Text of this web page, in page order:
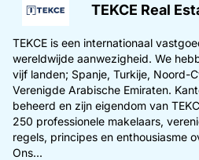
TEKCE Real
TEKCE is een internationaal
wereldwijde aanwezigheid. We
vijf landen; Spanje, Turkije, Noord-
Verenigde Arabische Emiraten.
beheerd en zijn eigendom van
250 professionele makelaars,
regels, principes en enthousiasme
Ons...